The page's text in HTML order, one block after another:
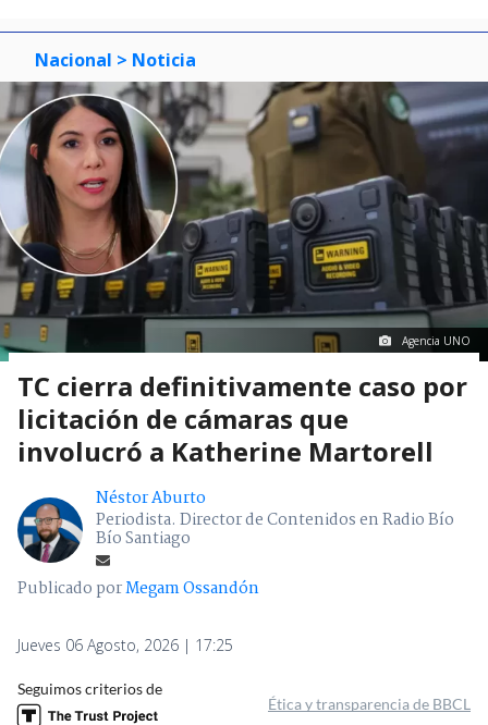
Nacional > Noticia
Agencia UNO
TC cierra definitivamente caso por
licitación de cámaras que
involucró a Katherine Martorell
Néstor Aburto
Periodista. Director de Contenidos en Radio Bío
Bío Santiago
Publicado porMegam Ossandón
Jueves 06 Agosto, 2026 | 17:25
Seguimos criterios de
Ética y transparencia de BBCL